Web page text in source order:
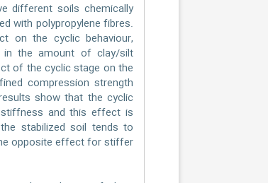
different soils chemically
with polypropylene fibres.
on the cyclic behaviour,
in the amount of clay/silt
of the cyclic stage on the
compression strength
show that the cyclic
and this effect is
stabilized soil tends to
opposite effect for stiffer